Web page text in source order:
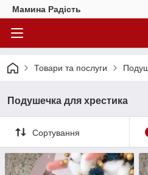
Мамина Радість
Товари та послуги
Подушечка для хрестика
Сортування